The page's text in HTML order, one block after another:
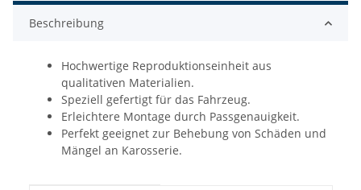
Beschreibung
Hochwertige Reproduktionseinheit aus
qualitativen Materialien.
Speziell gefertigt für das Fahrzeug.
Erleichtere Montage durch Passgenauigkeit.
Perfekt geeignet zur Behebung von Schäden und
Mängel an Karosserie.